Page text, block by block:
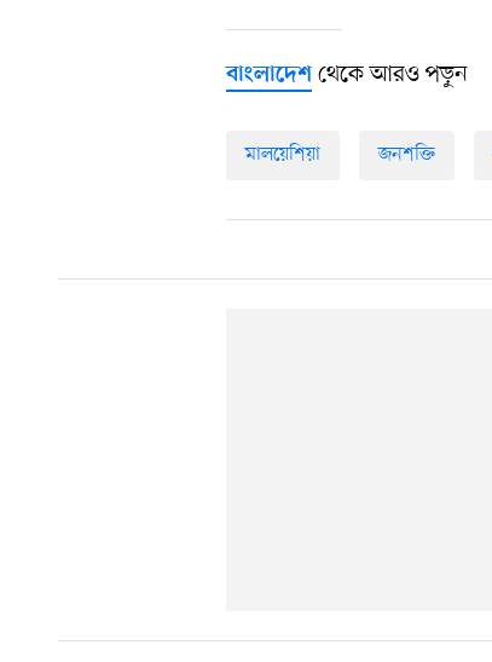
বাংলাদেশ থেকে আরও পড়ুন
মালয়েশিয়া জনশক্তি